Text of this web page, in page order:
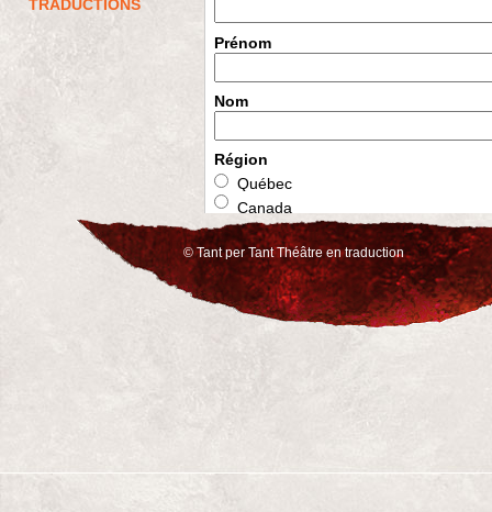
TRADUCTIONS
Prénom
Nom
Région
Québec
Canada
Pays Catalans
autre
© Tant per Tant Théâtre en traduction